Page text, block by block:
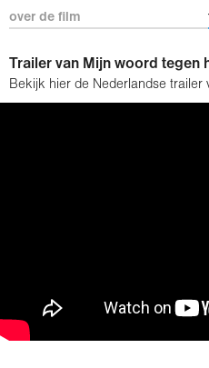
over de film
Trailer van Mijn woord tegen
Bekijk hier de Nederlandse trailer